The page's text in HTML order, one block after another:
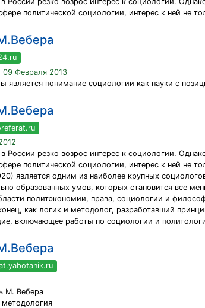
политической социологии, интерес к ней не
09 Февраля 2013
является понимание социологии как науки с
России резко возрос интерес к социологии.
политической социологии, интерес к ней не
является одним из наиболее крупных
образованных умов, которых становится все
политэкономии, права, социологии и
как логик и методолог, разработавший
включающее работы по социологии и
М. Вебера
методология